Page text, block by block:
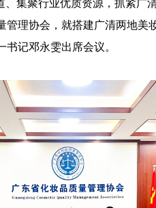
集聚行业优质资源，抓紧广
理协会，就搭建广清两地
记邓永雯出席会议。